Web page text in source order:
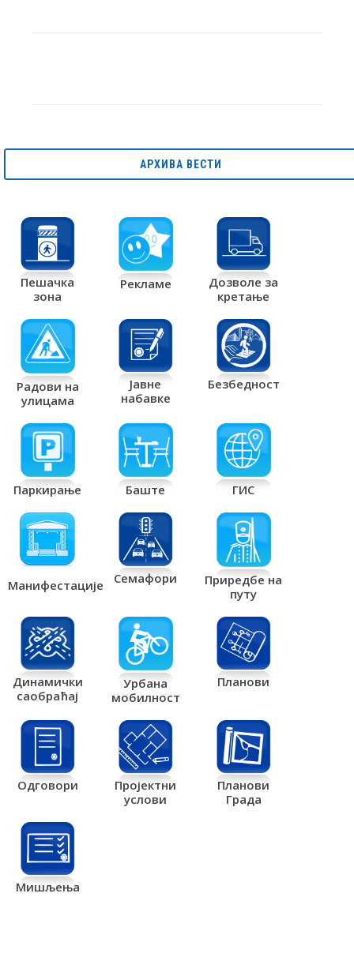
АРХИВА ВЕСТИ
Пешачка
зона
Рекламе
Дозволе за
кретање
Радови на
улицама
Јавне
набавке
Безбедност
Паркирање Баште ГИС
Манифестације Семафори
Приредбе на
путу
Динамички
саобраћај
Урбана
мобилност
Планови
Одговори
Пројектни
услови
Планови
Града
Мишљења